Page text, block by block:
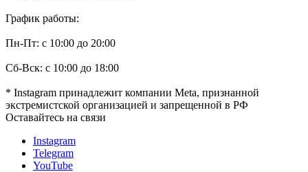
График работы:
Пн-Пт: с 10:00 до 20:00
Сб-Вск: с 10:00 до 18:00
* Instagram принадлежит компании Meta, признанной
экстремистской организацией и запрещенной в РФ
Оставайтесь на связи
Instagram
Telegram
YouTube